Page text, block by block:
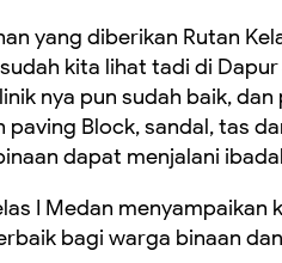
yang diberikan Rutan
kita lihat tadi di
nya pun sudah baik,
Block, sandal, tas
dapat menjalani
I Medan
bagi warga binaan